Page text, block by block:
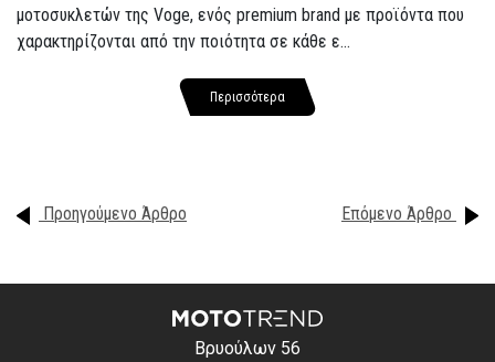
μοτοσυκλετών της Voge, ενός premium brand με προϊόντα που
χαρακτηρίζονται από την ποιότητα σε κάθε ε...
Περισσότερα
Προηγούμενο Άρθρο Επόμενο Άρθρο
Βρυούλων 56